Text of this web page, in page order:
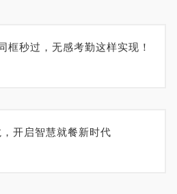
框秒过，无感考勤这样实现！
开启智慧就餐新时代